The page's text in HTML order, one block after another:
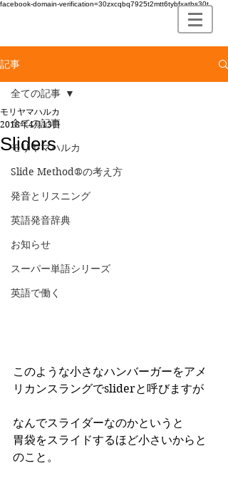
facebook-domain-verification=30zxcqbq7925t2mtt6tybfxatbs30t
記事
全ての記事
モリヤマハルカ
Slide Method®の考え方
発音とリスニング
英語発音辞典
お知らせ
スーパー単語シリーズ
英語で働く
全ての記事
Sliders
モリヤマハルカ
2018年4月13日
このような小さなハンバーガーをアメ
リカンスラングでsliderと呼びますが
なんでスライダーなのかというと
胃袋をスライドするほど小さいからと
のこと。